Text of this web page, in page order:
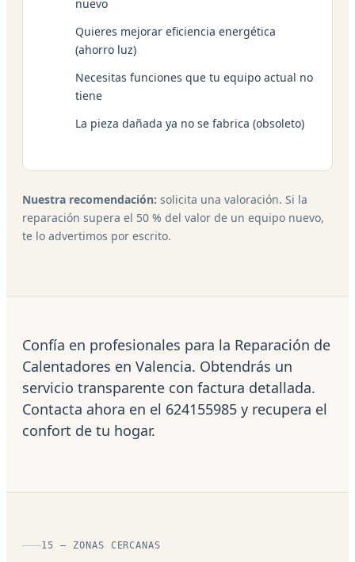
nuevo
Quieres mejorar eficiencia energética
(ahorro luz)
Necesitas funciones que tu equipo actual no
tiene
La pieza dañada ya no se fabrica (obsoleto)
Nuestra recomendación: solicita una valoración. Si la
reparación supera el 50 % del valor de un equipo nuevo,
te lo advertimos por escrito.
Confía en profesionales para la Reparación de
Calentadores en Valencia. Obtendrás un
servicio transparente con factura detallada.
Contacta ahora en el 624155985 y recupera el
confort de tu hogar.
15 — ZONAS CERCANAS